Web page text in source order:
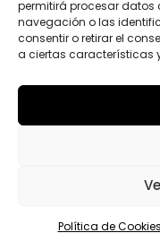
permitirá procesar
navegación o las
consentir o retirar el
a ciertas características
Política de Cookies
Productos